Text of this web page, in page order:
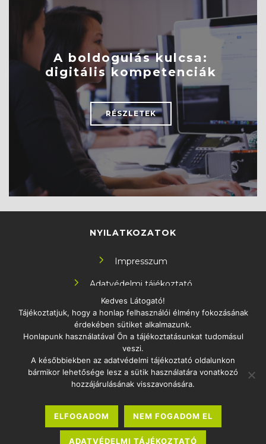
A boldogulás kulcsa:
digitális kompetenciák
RÉSZLETEK
NYILATKOZATOK
Impresszum
Adatvédelmi tájékoztató
KÖVESS MINKET!
ELÉRHETŐSÉG
1097 Budapest Könyves Kálmán körút 12-14.
info.oktatas2030@uni-eszterhazy.hu
Sajtó
Kedves Látogató!
Tájékoztatjuk, hogy a honlap felhasználói élmény fokozásának
érdekében sütiket alkalmazunk.
Honlapunk használatával Ön a tájékoztatásunkat tudomásul
veszi.
A későbbiekben az adatvédelmi tájékoztató oldalunkon
bármikor lehetősége lesz a sütik használatára vonatkozó
hozzájárulásának visszavonására.
ELFOGADOM NEM FOGADOM EL
ADATVÉDELMI TÁJÉKOZTATÓ